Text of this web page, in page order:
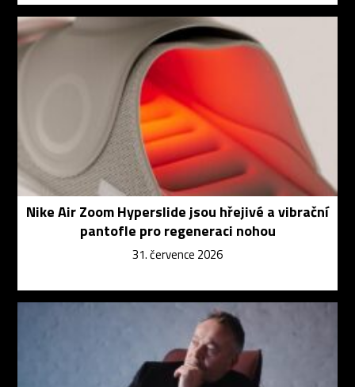
Nike Air Zoom Hyperslide jsou hřejivé a vibrační
pantofle pro regeneraci nohou
31. července 2026